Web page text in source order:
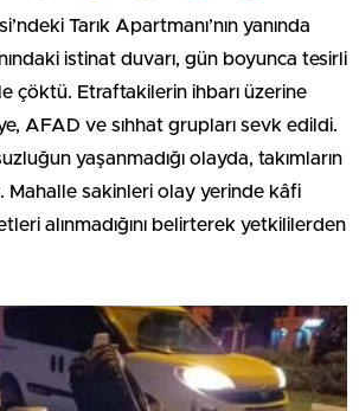
Tarık Apartmanı’nın yanında
istinat duvarı, gün boyunca tesirli
çöktü. Etraftakilerin ihbarı üzerine
AFAD ve sıhhat grupları sevk edildi.
yaşanmadığı olayda, takımların
Mahalle sakinleri olay yerinde kâfi
alınmadığını belirterek yetkililerden